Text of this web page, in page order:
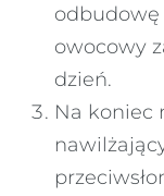
odbudowę
owocowy
dzień.
Na koniec